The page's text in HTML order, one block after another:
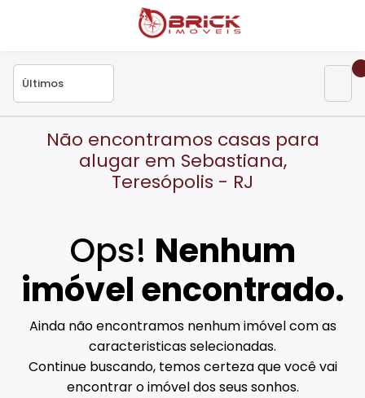
Não encontramos casas para
alugar em Sebastiana,
Teresópolis - RJ
Ops! Nenhum
imóvel encontrado.
Ainda não encontramos nenhum imóvel com as
caracteristicas selecionadas.
Continue buscando, temos certeza que você vai
encontrar o imóvel dos seus sonhos.